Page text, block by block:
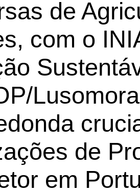
de
com o
de
em